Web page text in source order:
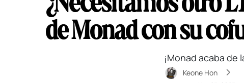
de Monad con su
¡Monad acaba de
Keone Hon